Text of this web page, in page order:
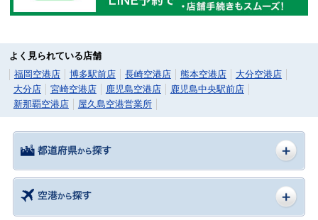
よく見られている店舗
福岡空港店
博多駅前店 長崎空港店 熊本空港店
大分空港店
大分店
宮崎空港店 鹿児島空港店
鹿児島中央駅前店
新那覇空港店
屋久島空港営業所